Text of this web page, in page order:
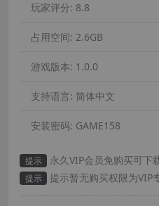
玩家评分: 8.8
占用空间: 2.6GB
游戏版本: 1.0.0
支持语言: 简体中文
安装密码: GAME158
提示 永久VIP会员免购买可下
提示
提示暂无购买权限为VIP